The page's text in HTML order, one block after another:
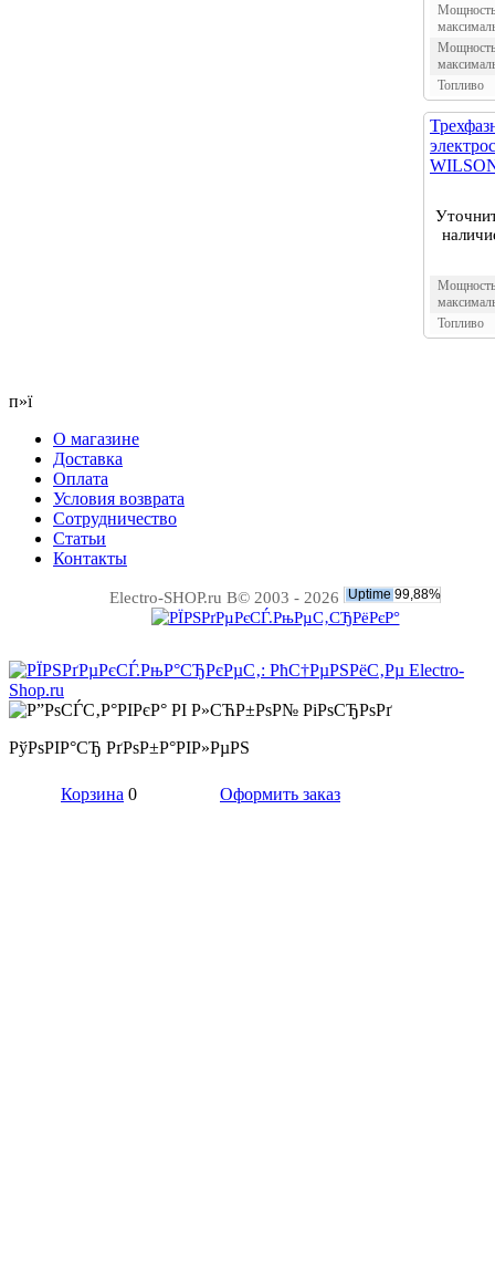
Мощность
Мощность
Топливо
Мощность
Топливо
п»ї
О магазине
Доставка
Оплата
Условия возврата
Сотрудничество
Статьи
Контакты
Electro-SHOP.ru В© 2003 - 2026
РўРѕРІР°СЂ РґРѕР±Р°РІР»РµРЅ
Корзина 0 Оформить заказ